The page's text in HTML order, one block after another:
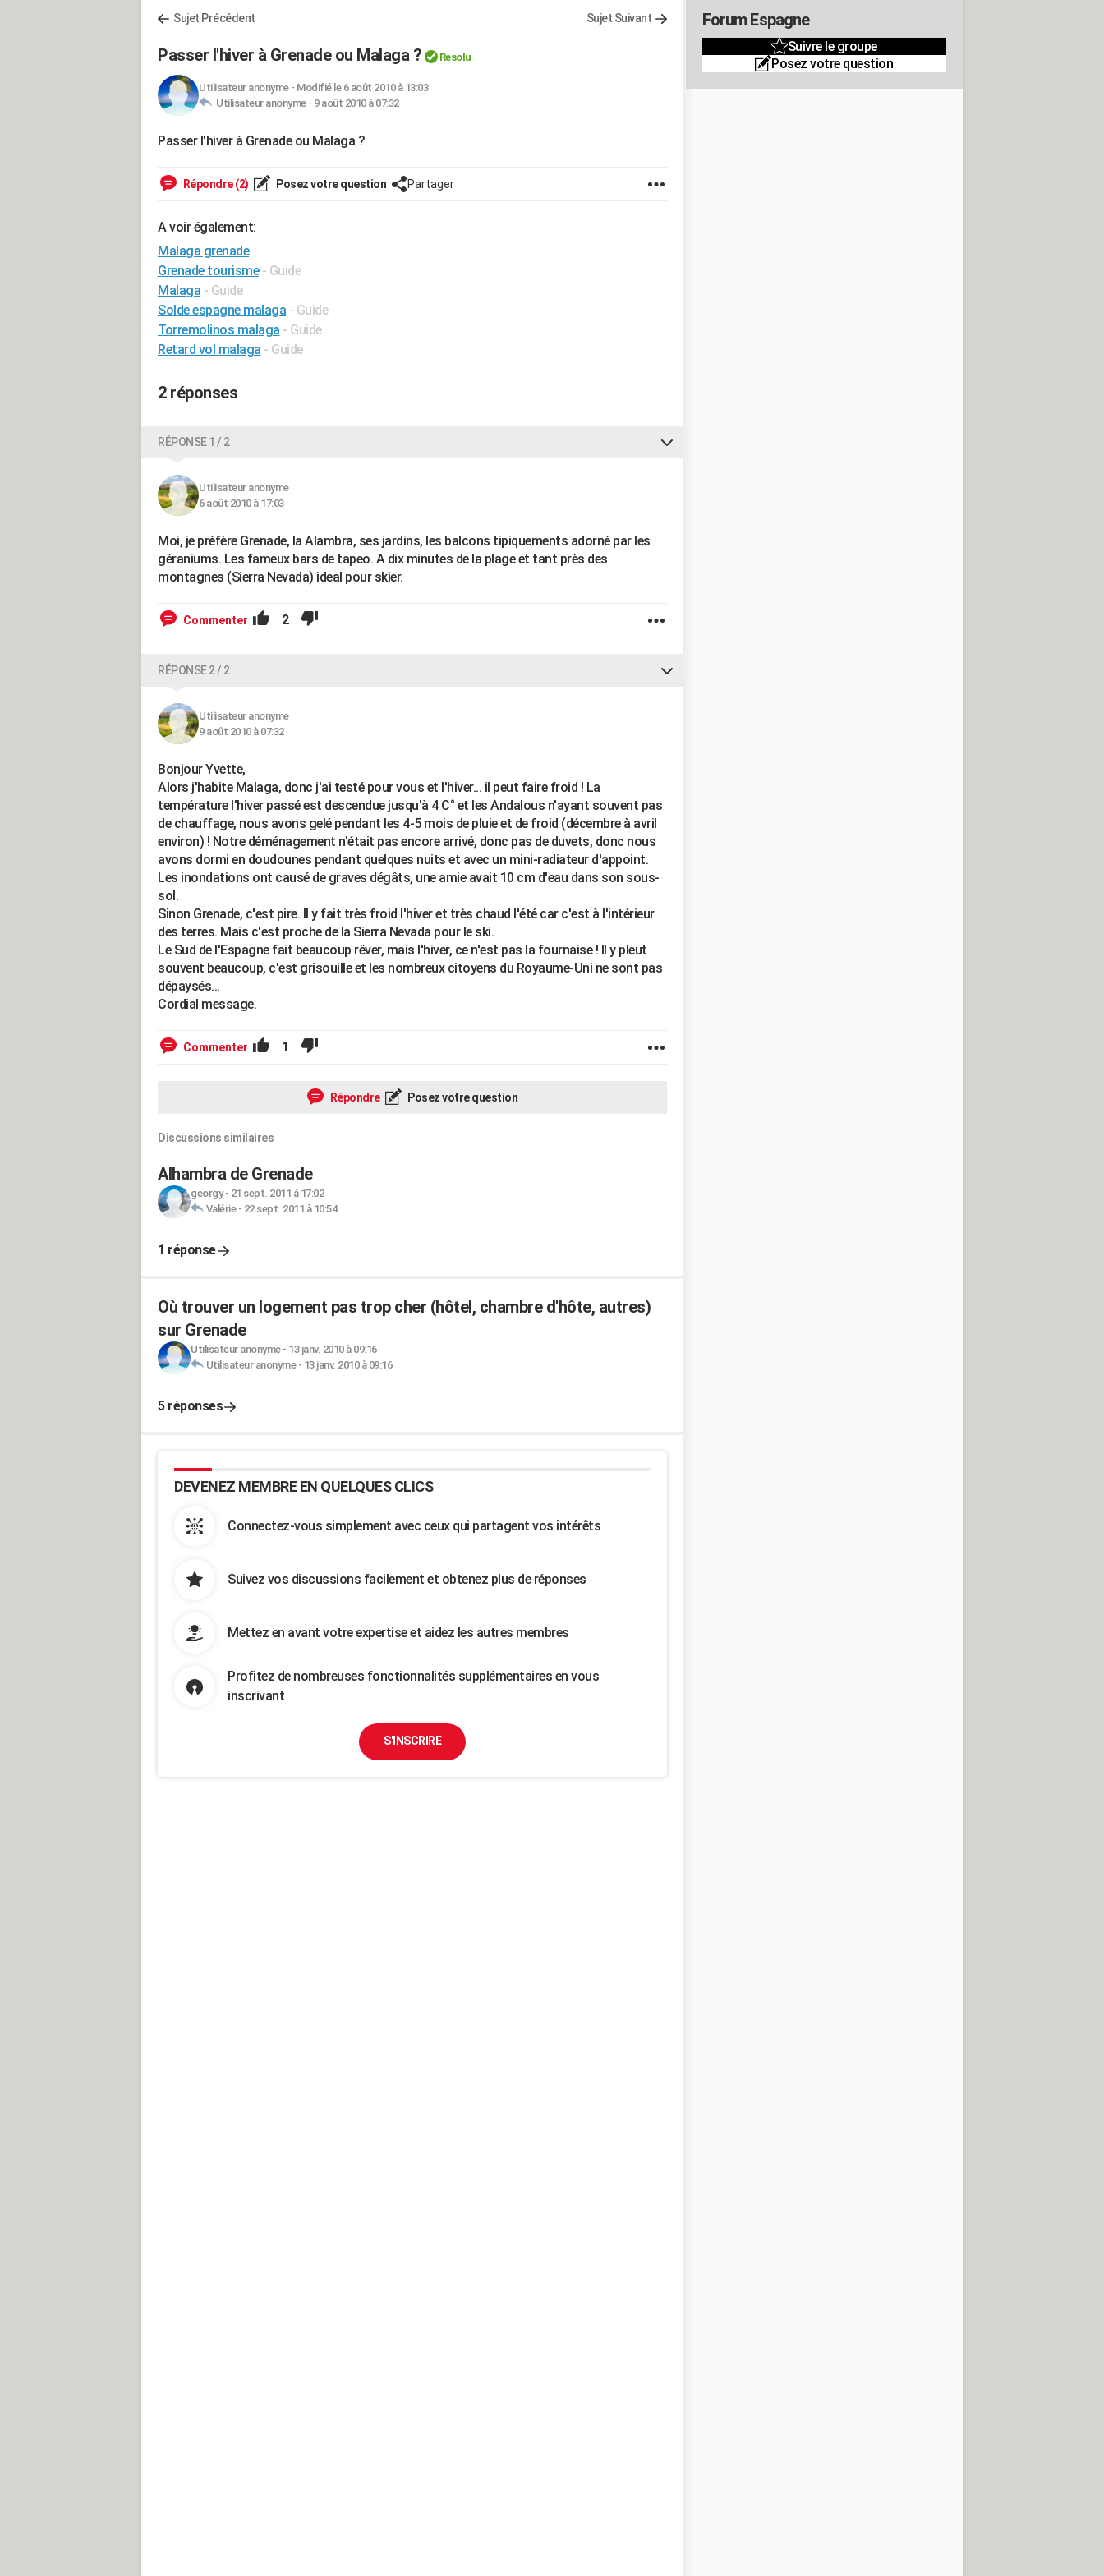
Sujet Précédent Sujet Suivant
Passer l'hiver à Grenade ou Malaga ? Résolu
Utilisateur anonyme- Modifié le 6 août 2010 à 13:03
Utilisateur anonyme - 9 août 2010 à 07:32
Passer l'hiver à Grenade ou Malaga ?
Répondre (2) Posez votre question Partager
A voir également:
Malaga grenade
Grenade tourisme - Guide
Malaga - Guide
Solde espagne malaga - Guide
Torremolinos malaga - Guide
Retard vol malaga - Guide
2 réponses
RÉPONSE 1 / 2
Utilisateur anonyme
6 août 2010 à 17:03
Moi, je préfère Grenade, la Alambra, ses jardins, les balcons tipiquements adorné par les
géraniums. Les fameux bars de tapeo. A dix minutes de la plage et tant près des
montagnes (Sierra Nevada) ideal pour skier.
Commenter 2
RÉPONSE 2 / 2
Utilisateur anonyme
9 août 2010 à 07:32
Bonjour Yvette,
Alors j'habite Malaga, donc j'ai testé pour vous et l'hiver... il peut faire froid ! La
température l'hiver passé est descendue jusqu'à 4 C° et les Andalous n'ayant souvent pas
de chauffage, nous avons gelé pendant les 4-5 mois de pluie et de froid (décembre à avril
environ) ! Notre déménagement n'était pas encore arrivé, donc pas de duvets, donc nous
avons dormi en doudounes pendant quelques nuits et avec un mini-radiateur d'appoint.
Les inondations ont causé de graves dégâts, une amie avait 10 cm d'eau dans son sous-
sol.
Sinon Grenade, c'est pire. Il y fait très froid l'hiver et très chaud l'été car c'est à l'intérieur
des terres. Mais c'est proche de la Sierra Nevada pour le ski.
Le Sud de l'Espagne fait beaucoup rêver, mais l'hiver, ce n'est pas la fournaise ! Il y pleut
souvent beaucoup, c'est grisouille et les nombreux citoyens du Royaume-Uni ne sont pas
dépaysés...
Cordial message.
Commenter 1
Répondre Posez votre question
Discussions similaires
Alhambra de Grenade
georgy- 21 sept. 2011 à 17:02
Valérie- 22 sept. 2011 à 10:54
1 réponse
Où trouver un logement pas trop cher (hôtel, chambre d'hôte, autres)
sur Grenade
Utilisateur anonyme- 13 janv. 2010 à 09:16
Utilisateur anonyme- 13 janv. 2010 à 09:16
5 réponses
DEVENEZ MEMBRE EN QUELQUES CLICS
Connectez-vous simplement avec ceux qui partagent vos intérêts
Suivez vos discussions facilement et obtenez plus de réponses
Mettez en avant votre expertise et aidez les autres membres
Profitez de nombreuses fonctionnalités supplémentaires en vous
inscrivant
S'INSCRIRE
Forum Espagne
Suivre le groupe
Posez votre question